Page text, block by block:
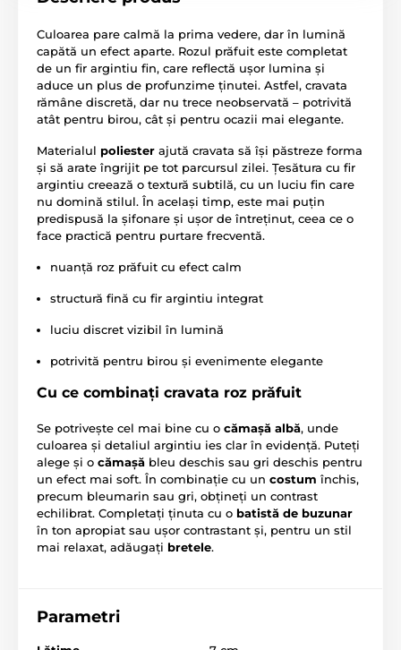
Culoarea pare calmă la prima vedere, dar în lumină
capătă un efect aparte. Rozul prăfuit este completat
de un fir argintiu fin, care reflectă ușor lumina și
aduce un plus de profunzime ținutei. Astfel, cravata
rămâne discretă, dar nu trece neobservată – potrivită
atât pentru birou, cât și pentru ocazii mai elegante.
Materialul poliester ajută cravata să își păstreze forma
și să arate îngrijit pe tot parcursul zilei. Țesătura cu fir
argintiu creează o textură subtilă, cu un luciu fin care
nu domină stilul. În același timp, este mai puțin
predispusă la șifonare și ușor de întreținut, ceea ce o
face practică pentru purtare frecventă.
nuanță roz prăfuit cu efect calm
structură fină cu fir argintiu integrat
luciu discret vizibil în lumină
potrivită pentru birou și evenimente elegante
Cu ce combinați cravata roz prăfuit
Se potrivește cel mai bine cu o cămașă albă, unde
culoarea și detaliul argintiu ies clar în evidență. Puteți
alege și o cămașă bleu deschis sau gri deschis pentru
un efect mai soft. În combinație cu un costum închis,
precum bleumarin sau gri, obțineți un contrast
echilibrat. Completați ținuta cu o batistă de buzunar
în ton apropiat sau ușor contrastant și, pentru un stil
mai relaxat, adăugați bretele.
Parametri